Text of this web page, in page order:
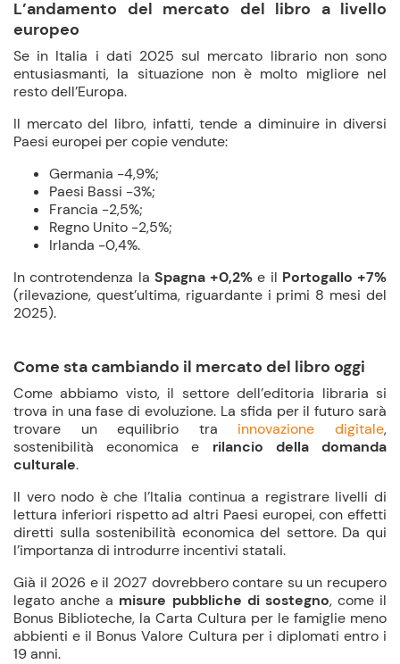
L’andamento del mercato del libro a livello
europeo
Se in Italia i dati 2025 sul mercato librario non sono
entusiasmanti, la situazione non è molto migliore nel
resto dell’Europa.
Il mercato del libro, infatti, tende a diminuire in diversi
Paesi europei per copie vendute:
Germania -4,9%;
Paesi Bassi -3%;
Francia -2,5%;
Regno Unito -2,5%;
Irlanda -0,4%.
In controtendenza la Spagna +0,2% e il Portogallo +7%
(rilevazione, quest’ultima, riguardante i primi 8 mesi del
2025).
Come sta cambiando il mercato del libro oggi
Come abbiamo visto, il settore dell’editoria libraria si
trova in una fase di evoluzione. La sfida per il futuro sarà
trovare un equilibrio tra innovazione digitale,
sostenibilità economica e rilancio della domanda
culturale.
Il vero nodo è che l’Italia continua a registrare livelli di
lettura inferiori rispetto ad altri Paesi europei, con effetti
diretti sulla sostenibilità economica del settore. Da qui
l’importanza di introdurre incentivi statali.
Già il 2026 e il 2027 dovrebbero contare su un recupero
legato anche a misure pubbliche di sostegno, come il
Bonus Biblioteche, la Carta Cultura per le famiglie meno
abbienti e il Bonus Valore Cultura per i diplomati entro i
19 anni.